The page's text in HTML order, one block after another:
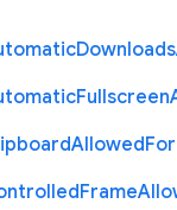
Downloads
Fullscreen
AllowedFor
Frame